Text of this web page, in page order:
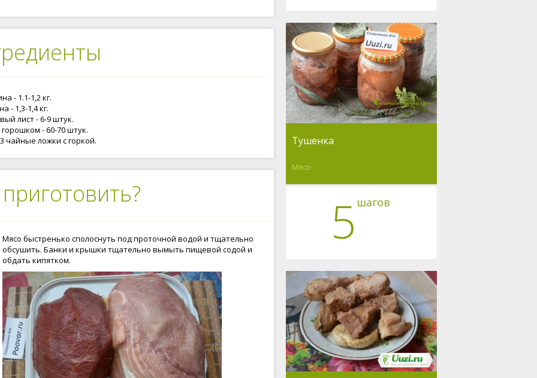
- 1.1-1,2 кг.
- 1,3-1,4 кг.
лист - 6-9 штук.
- 60-70 штук.
чайные ложки с горкой.
Мясо быстренько сполоснуть под проточной водой и тщательно
обсушить. Банки и крышки тщательно вымыть пищевой содой и
обдать кипятком.
Тушенка
Мясо
5 шагов